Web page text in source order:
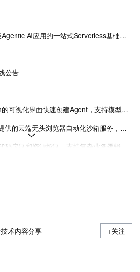
AgentRun是面向企业级Agentic AI应用的一站式Serverless基础设施平台，提供从开发到运维的全生命周期管理，支持多模式开发、模型治理、沙箱隔离及全链路可观测性。
公告
本文介绍通过AgentRun的可视化界面快速创建Agent，支持模型选择、提示词优化、工具配置及灰度发布，适合业务原型验证和快速试验。
BrowserTool 是阿里云提供的云端无头浏览器自动化沙箱服务，支持通过 WebSocket 使用 CDP 协议远程控制，兼容 Puppeteer 和 Playwright，适用于 AI 集成、自动化测试和数据采集等场景。
解-函数计算-阿里云
术内容分享 +关注